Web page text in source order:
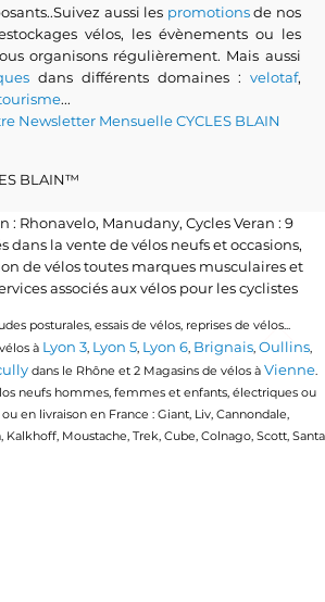
aussi les promotionsde nos
vélos, les évènements ou les
organisons régulièrement. Mais aussi
dans différents domaines : velotaf,
...
Newsletter Mensuelle CYCLES BLAIN
BLAIN™
: Rhonavelo, Manudany, Cycles Veran : 9
dans la vente de vélos neufs et occasions,
de vélos toutes marques musculaires et
associés aux vélos pour les cyclistes
posturales, essais de vélos, reprises de vélos...
à Lyon 3, Lyon 5, Lyon 6, Brignais, Oullins,
dans le Rhône et 2 Magasins de vélos à Vienne.
neufs hommes, femmes et enfants, électriques ou
en livraison en France : Giant, Liv, Cannondale,
Kalkhoff, Moustache, Trek, Cube, Colnago, Scott, Santa